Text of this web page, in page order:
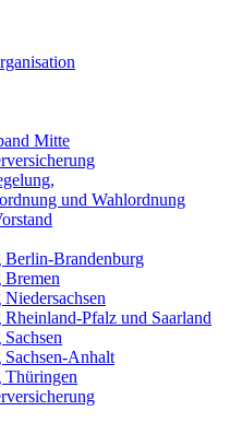
Mitte
und Wahlordnung
Berlin-Brandenburg
Bremen
Pfalz und Saarland
Sachsen-Anhalt
Thüringen